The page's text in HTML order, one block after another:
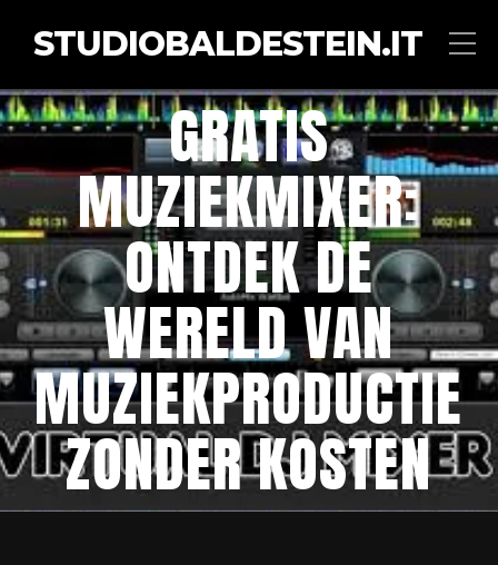
STUDIOBALDESTEIN.IT
GRATIS
MUZIEKMIXER:
ONTDEK DE
WERELD VAN
MUZIEKPRODUCTIE
ZONDER KOSTEN